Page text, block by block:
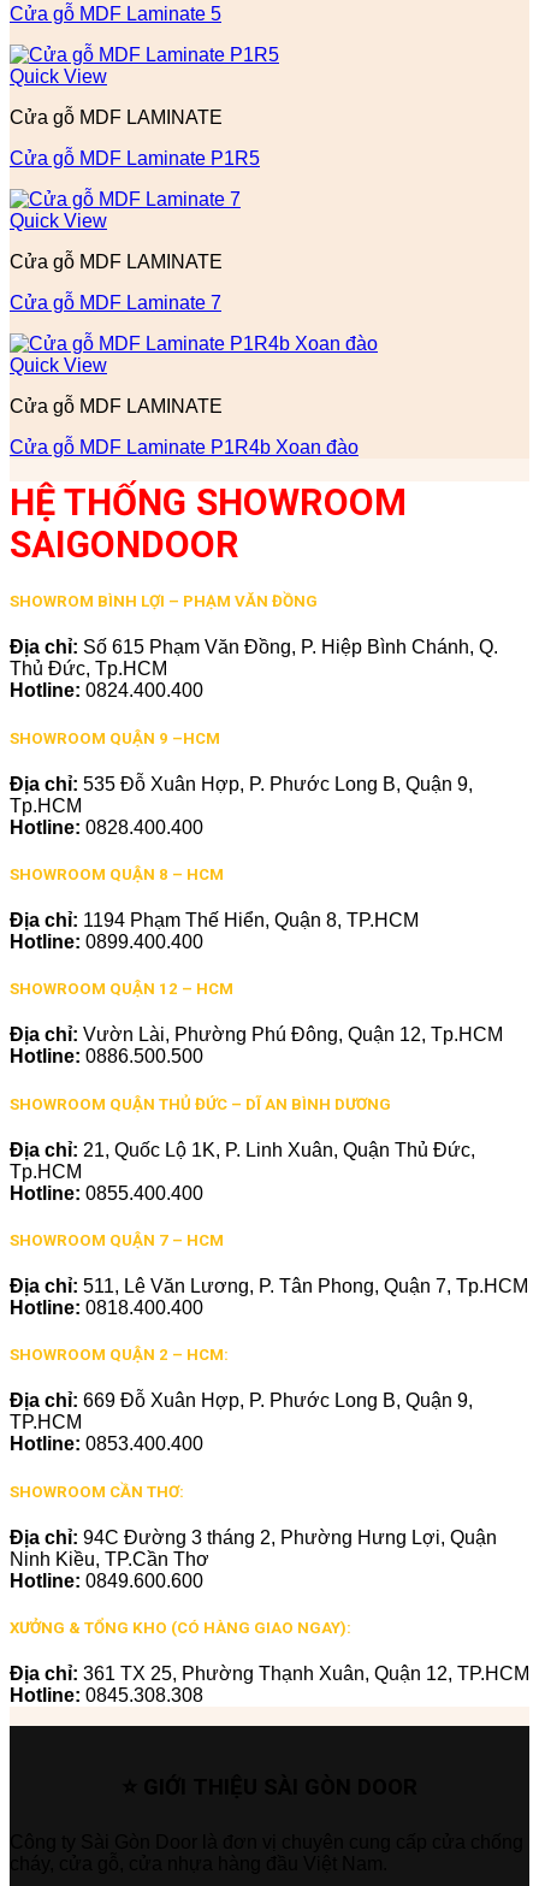
Cửa gỗ MDF Laminate 5
Quick View
Cửa gỗ MDF LAMINATE
Cửa gỗ MDF Laminate P1R5
Quick View
Cửa gỗ MDF LAMINATE
Cửa gỗ MDF Laminate 7
Quick View
Cửa gỗ MDF LAMINATE
Cửa gỗ MDF Laminate P1R4b Xoan đào
HỆ THỐNG SHOWROOM
SAIGONDOOR
SHOWROM BÌNH LỢI – PHẠM VĂN ĐỒNG
Địa chỉ: Số 615 Phạm Văn Đồng, P. Hiệp Bình Chánh, Q.
Thủ Đức, Tp.HCM
Hotline: 0824.400.400
SHOWROOM QUẬN 9 –HCM
Địa chỉ: 535 Đỗ Xuân Hợp, P. Phước Long B, Quận 9,
Tp.HCM
Hotline: 0828.400.400
SHOWROOM QUẬN 8 – HCM
Địa chỉ: 1194 Phạm Thế Hiển, Quận 8, TP.HCM
Hotline: 0899.400.400
SHOWROOM QUẬN 12 – HCM
Địa chỉ: Vườn Lài, Phường Phú Đông, Quận 12, Tp.HCM
Hotline: 0886.500.500
SHOWROOM QUẬN THỦ ĐỨC – DĨ AN BÌNH DƯƠNG
Địa chỉ: 21, Quốc Lộ 1K, P. Linh Xuân, Quận Thủ Đức,
Tp.HCM
Hotline: 0855.400.400
SHOWROOM QUẬN 7 – HCM
Địa chỉ: 511, Lê Văn Lương, P. Tân Phong, Quận 7, Tp.HCM
Hotline: 0818.400.400
SHOWROOM QUẬN 2 – HCM:
Địa chỉ: 669 Đỗ Xuân Hợp, P. Phước Long B, Quận 9,
TP.HCM
Hotline: 0853.400.400
SHOWROOM CẦN THƠ:
Địa chỉ: 94C Đường 3 tháng 2, Phường Hưng Lợi, Quận
Ninh Kiều, TP.Cần Thơ
Hotline: 0849.600.600
XƯỞNG & TỔNG KHO (CÓ HÀNG GIAO NGAY):
Địa chỉ: 361 TX 25, Phường Thạnh Xuân, Quận 12, TP.HCM
Hotline: 0845.308.308